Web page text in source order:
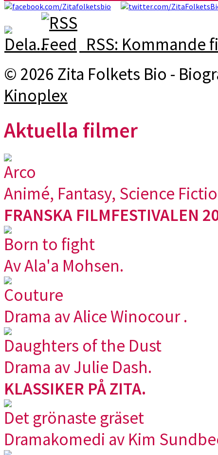
RSS: Kommande
© 2026 Zita Folkets Bio -
Kinoplex
Aktuella filmer
Arco
Animé, Fantasy, Science
FRANSKA FILMFESTIVALEN
Born to fight
Av Ala'a Mohsen.
Couture
Drama av Alice Winocour .
Daughters of the Dust
Drama av Julie Dash.
KLASSIKER PÅ ZITA.
Det grönaste gräset
Dramakomedi av Kim